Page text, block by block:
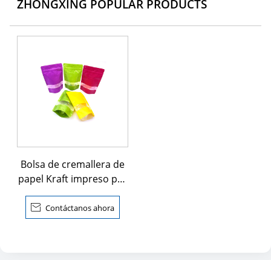
ZHONGXING POPULAR PRODUCTS
Bolsa de cremallera de
papel Kraft impreso per
sonalizado de pie
 Contáctanos ahora